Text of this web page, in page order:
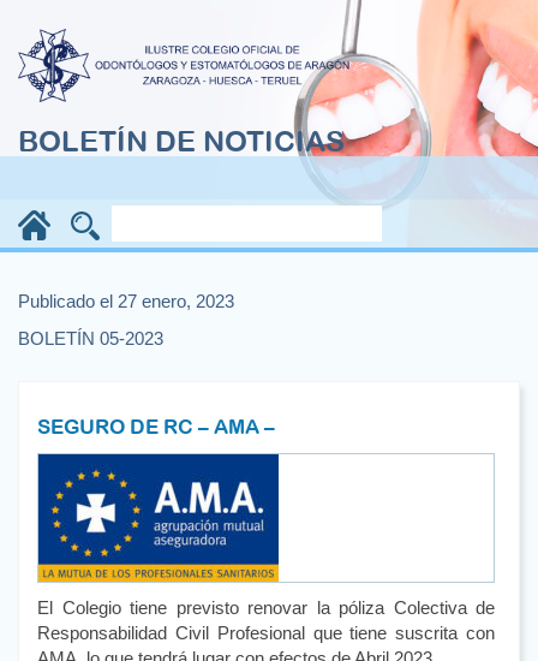
BOLETÍN DE NOTICIAS
Publicado el 27 enero, 2023
BOLETÍN 05-2023
SEGURO DE RC – AMA –
El Colegio tiene previsto renovar la póliza Colectiva de
Responsabilidad Civil Profesional que tiene suscrita con